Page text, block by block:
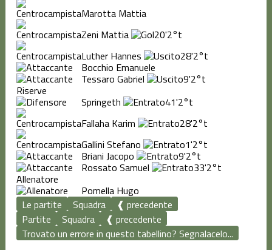
Marotta Mattia
Zeni Mattia
20'2°t
Luther Hannes
28'2°t
Bocchio Emanuele
Tessaro Gabriel 9'2°t
Riserve
Springeth 41'2°t
Fallaha Karim
28'2°t
Gallini Stefano
1'2°t
Briani Jacopo 9'2°t
Rossato Samuel 33'2°t
Allenatore
Pomella Hugo
Le partite
Squadra
❰ precedente
Partite
Squadra
❰ precedente
Trovato un errore in questo tabellino? Segnalacelo...